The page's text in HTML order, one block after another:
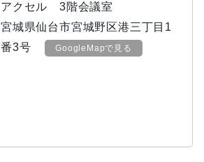
アクセル 3階会議室
宮城県仙台市宮城野区港三丁目1
番3号
GoogleMapで見る